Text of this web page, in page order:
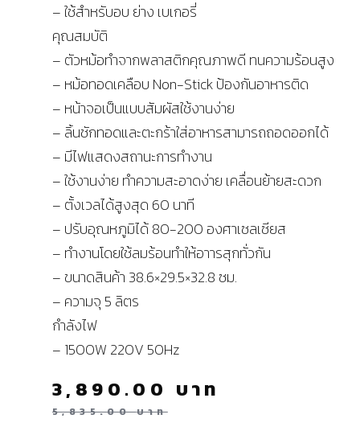
– ใช้สำหรับอบ ย่าง เบเกอรี่
คุณสมบัติ
– ตัวหม้อทำจากพลาสติกคุณภาพดี ทนความร้อนสูง
– หม้อทอดเคลือบ Non-Stick ป้องกันอาหารติด
– หน้าจอเป็นแบบสัมผัสใช้งานง่าย
– ลิ้นชักทอดและตะกร้าใส่อาหารสามารถถอดออกได้
– มีไฟแสดงสถานะการทำงาน
– ใช้งานง่าย ทำความสะอาดง่าย เคลื่อนย้ายสะดวก
– ตั้งเวลได้สูงสุด 60 นาที
– ปรับอุณหภูมิได้ 80-200 องศาเซลเซียส
– ทำงานโดยใช้ลมร้อนทำให้อาารสุกทั่วกัน
– ขนาดสินค้า 38.6×29.5×32.8 ซม.
– ความจุ 5 ลิตร
กำลังไฟ
– 1500W 220V 50Hz
5,835.00บาท
3,890.00 บาท